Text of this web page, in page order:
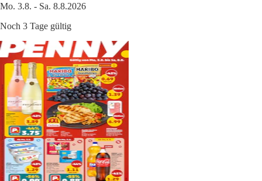
Mo. 3.8. - Sa. 8.8.2026
Noch 3 Tage gültig